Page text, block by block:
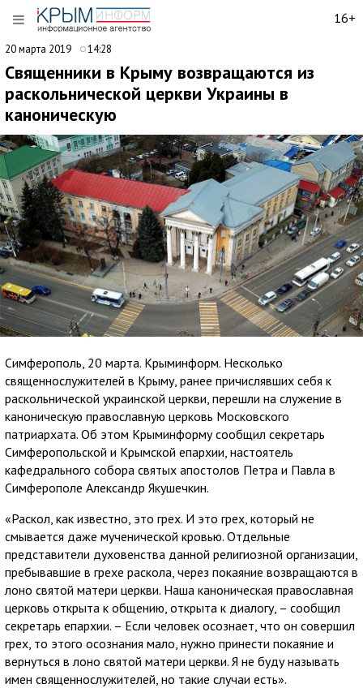
16+
20 марта 2019 14:28
Священники в Крыму возвращаются из
раскольнической церкви Украины в
каноническую
Симферополь, 20 марта. Крыминформ. Несколько
священнослужителей в Крыму, ранее причислявших себя к
раскольнической украинской церкви, перешли на служение в
каноническую православную церковь Московского
патриархата. Об этом Крыминформу сообщил секретарь
Симферопольской и Крымской епархии, настоятель
кафедрального собора святых апостолов Петра и Павла в
Симферополе Александр Якушечкин.
«Раскол, как известно, это грех. И это грех, который не
смывается даже мученической кровью. Отдельные
представители духовенства данной религиозной организации,
пребывавшие в грехе раскола, через покаяние возвращаются в
лоно святой матери церкви. Наша каноническая православная
церковь открыта к общению, открыта к диалогу, – сообщил
секретарь епархии. – Если человек осознает, что он совершил
грех, то этого осознания мало, нужно принести покаяние и
вернуться в лоно святой матери церкви. Я не буду называть
имен священнослужителей, но такие случаи есть».